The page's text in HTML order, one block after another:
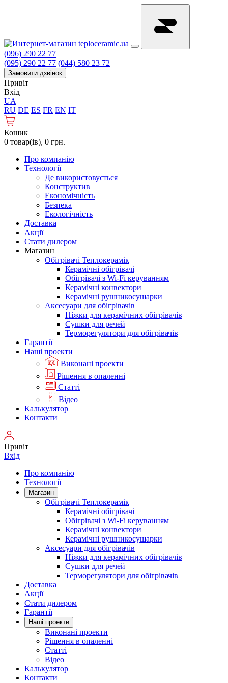
(096) 290 22 77
(095) 290 22 77 (044) 580 23 72
Замовити дзвінок
Привіт
Вхід
UA
RU DE ES FR EN IT
Кошик
0 товар(ів), 0 грн.
Про компанію
Технології
Де використовується
Конструктив
Економічність
Безпека
Екологічність
Доставка
Акції
Стати дилером
Магазин
Обігрівачі Теплокерамік
Керамічні обігрівачі
Обігрівачі з Wi-Fi керуванням
Керамічні конвектори
Керамічні рушникосушарки
Аксесуари для обігрівачів
Ніжки для керамічних обігрівачів
Сушки для речей
Терморегулятори для обігрівачів
Гарантії
Нашi проекти
Виконані проекти
Рішення в опаленні
Статті
Відео
Калькулятор
Контакти
Привіт
Вхід
Про компанію
Технології
Магазин
Обігрівачі Теплокерамік
Керамічні обігрівачі
Обігрівачі з Wi-Fi керуванням
Керамічні конвектори
Керамічні рушникосушарки
Аксесуари для обігрівачів
Ніжки для керамічних обігрівачів
Сушки для речей
Терморегулятори для обігрівачів
Доставка
Акції
Стати дилером
Гарантії
Нашi проекти
Виконані проекти
Рішення в опаленні
Статті
Відео
Калькулятор
Контакти